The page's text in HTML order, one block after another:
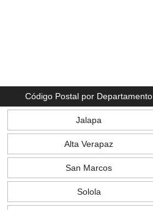
Código Postal por Departamento
Jalapa
Alta Verapaz
San Marcos
Solola